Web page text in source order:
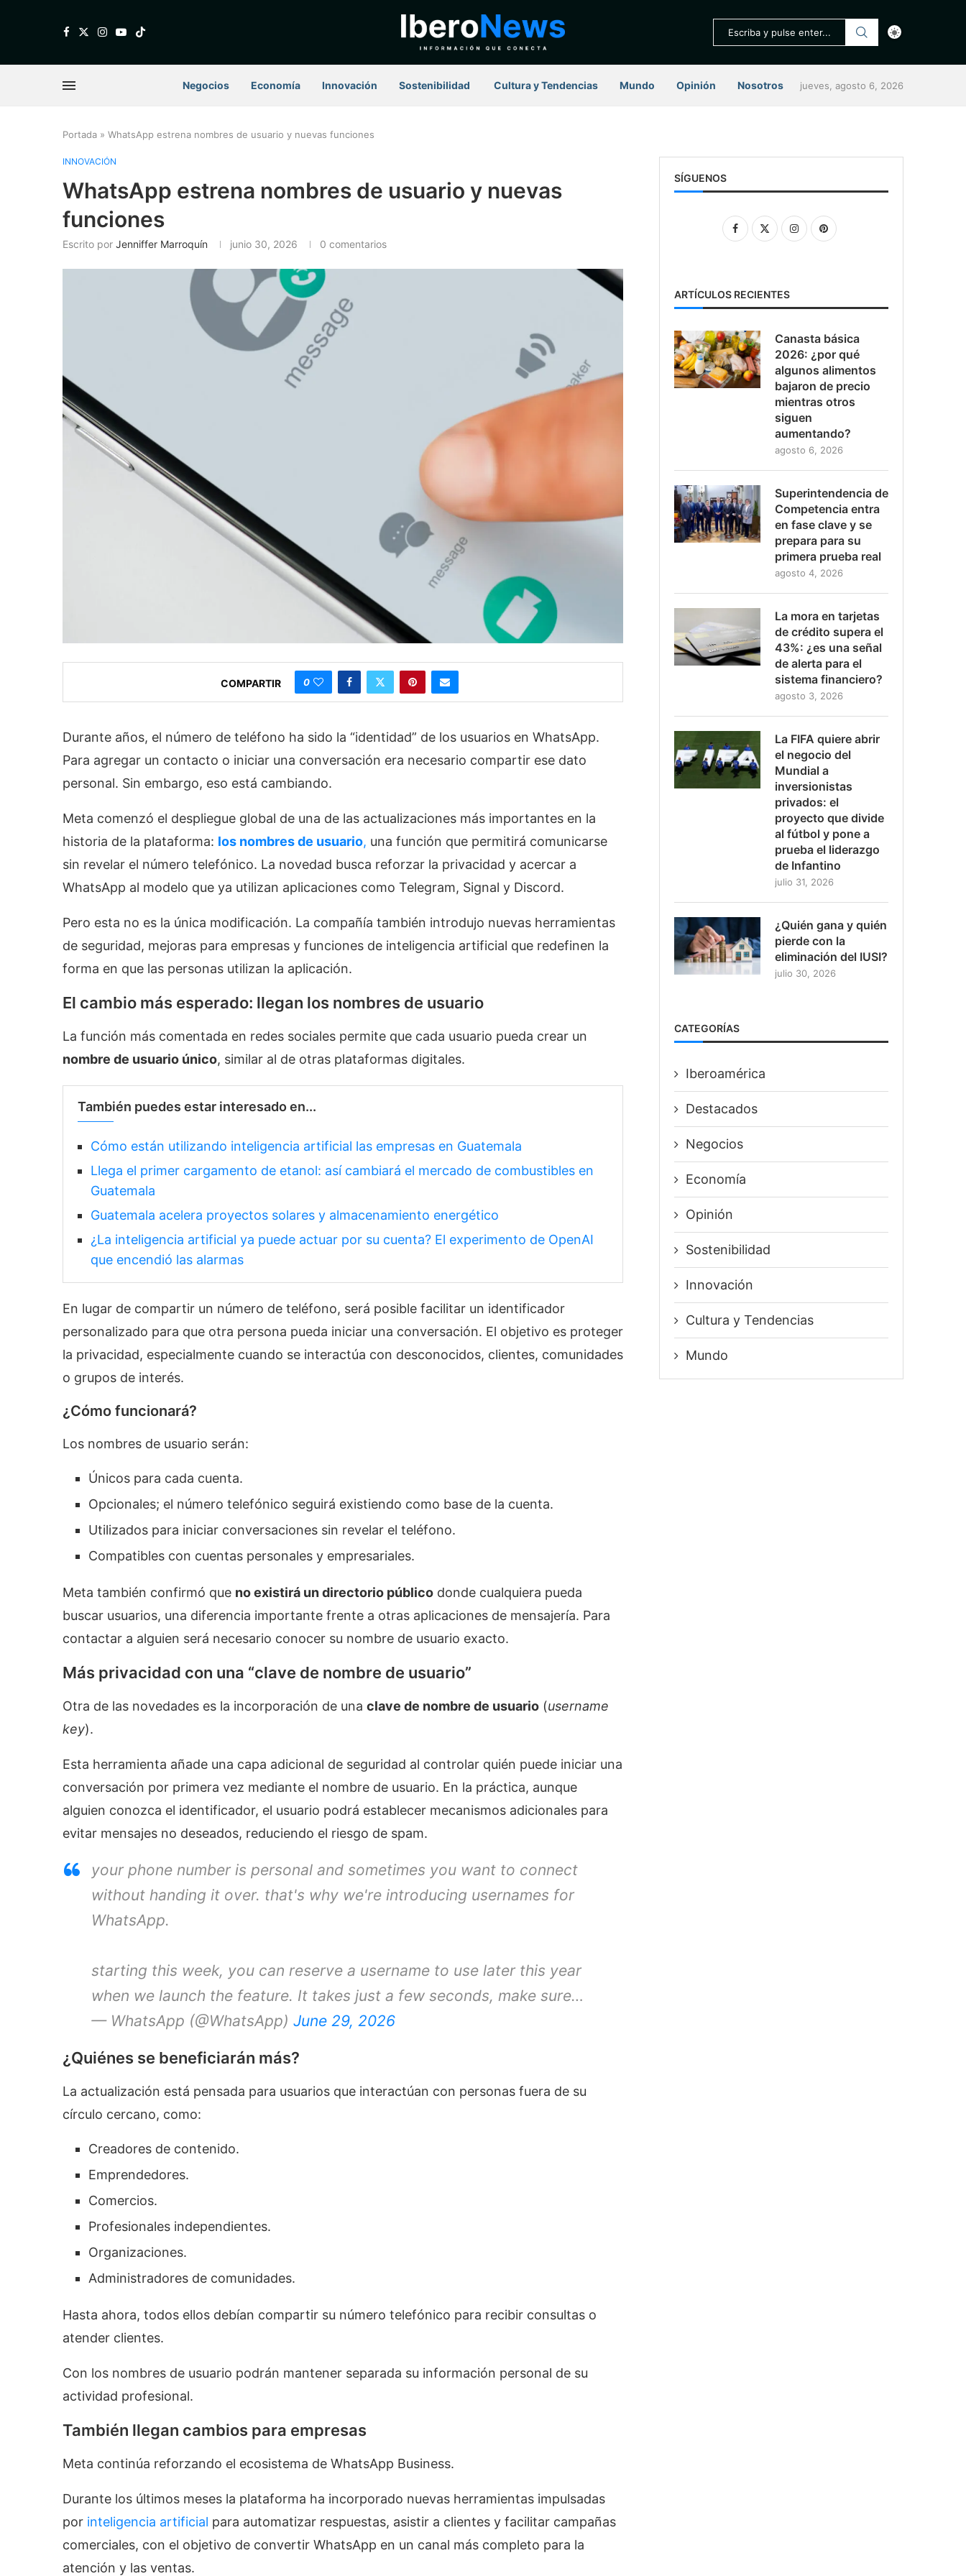
Negocios Economía Innovación Sostenibilidad ⁠ Cultura y Tendencias Mundo Opinión Nosotros jueves, agosto 6, 2026
Portada » WhatsApp estrena nombres de usuario y nuevas funciones
INNOVACIÓN
WhatsApp estrena nombres de usuario y nuevas
funciones
Escrito por Jenniffer Marroquín junio 30, 2026 0 comentarios
COMPARTIR 0
Durante años, el número de teléfono ha sido la “identidad” de los usuarios en WhatsApp.
Para agregar un contacto o iniciar una conversación era necesario compartir ese dato
personal. Sin embargo, eso está cambiando.
Meta comenzó el despliegue global de una de las actualizaciones más importantes en la
historia de la plataforma: los nombres de usuario, una función que permitirá comunicarse
sin revelar el número telefónico. La novedad busca reforzar la privacidad y acercar a
WhatsApp al modelo que ya utilizan aplicaciones como Telegram, Signal y Discord.
Pero esta no es la única modificación. La compañía también introdujo nuevas herramientas
de seguridad, mejoras para empresas y funciones de inteligencia artificial que redefinen la
forma en que las personas utilizan la aplicación.
El cambio más esperado: llegan los nombres de usuario
La función más comentada en redes sociales permite que cada usuario pueda crear un
nombre de usuario único, similar al de otras plataformas digitales.
También puedes estar interesado en...
Cómo están utilizando inteligencia artificial las empresas en Guatemala
Llega el primer cargamento de etanol: así cambiará el mercado de combustibles en
Guatemala
Guatemala acelera proyectos solares y almacenamiento energético
¿La inteligencia artificial ya puede actuar por su cuenta? El experimento de OpenAI
que encendió las alarmas
En lugar de compartir un número de teléfono, será posible facilitar un identificador
personalizado para que otra persona pueda iniciar una conversación. El objetivo es proteger
la privacidad, especialmente cuando se interactúa con desconocidos, clientes, comunidades
o grupos de interés.
¿Cómo funcionará?
Los nombres de usuario serán:
Únicos para cada cuenta.
Opcionales; el número telefónico seguirá existiendo como base de la cuenta.
Utilizados para iniciar conversaciones sin revelar el teléfono.
Compatibles con cuentas personales y empresariales.
Meta también confirmó que no existirá un directorio público donde cualquiera pueda
buscar usuarios, una diferencia importante frente a otras aplicaciones de mensajería. Para
contactar a alguien será necesario conocer su nombre de usuario exacto.
Más privacidad con una “clave de nombre de usuario”
Otra de las novedades es la incorporación de una clave de nombre de usuario (username
key).
Esta herramienta añade una capa adicional de seguridad al controlar quién puede iniciar una
conversación por primera vez mediante el nombre de usuario. En la práctica, aunque
alguien conozca el identificador, el usuario podrá establecer mecanismos adicionales para
evitar mensajes no deseados, reduciendo el riesgo de spam.
your phone number is personal and sometimes you want to connect
without handing it over. that's why we're introducing usernames for
WhatsApp.
starting this week, you can reserve a username to use later this year
when we launch the feature. It takes just a few seconds, make sure…
— WhatsApp (@WhatsApp) June 29, 2026
¿Quiénes se beneficiarán más?
La actualización está pensada para usuarios que interactúan con personas fuera de su
círculo cercano, como:
Creadores de contenido.
Emprendedores.
Comercios.
Profesionales independientes.
Organizaciones.
Administradores de comunidades.
Hasta ahora, todos ellos debían compartir su número telefónico para recibir consultas o
atender clientes.
Con los nombres de usuario podrán mantener separada su información personal de su
actividad profesional.
También llegan cambios para empresas
Meta continúa reforzando el ecosistema de WhatsApp Business.
Durante los últimos meses la plataforma ha incorporado nuevas herramientas impulsadas
por inteligencia artificial para automatizar respuestas, asistir a clientes y facilitar campañas
comerciales, con el objetivo de convertir WhatsApp en un canal más completo para la
atención y las ventas.
SÍGUENOS
ARTÍCULOS RECIENTES
Canasta básica
2026: ¿por qué
algunos alimentos
bajaron de precio
mientras otros
siguen
aumentando?
agosto 6, 2026
Superintendencia de
Competencia entra
en fase clave y se
prepara para su
primera prueba real
agosto 4, 2026
La mora en tarjetas
de crédito supera el
43%: ¿es una señal
de alerta para el
sistema financiero?
agosto 3, 2026
La FIFA quiere abrir
el negocio del
Mundial a
inversionistas
privados: el
proyecto que divide
al fútbol y pone a
prueba el liderazgo
de Infantino
julio 31, 2026
¿Quién gana y quién
pierde con la
eliminación del IUSI?
julio 30, 2026
CATEGORÍAS
Iberoamérica
Destacados
Negocios
Economía
Opinión
Sostenibilidad
Innovación
⁠Cultura y Tendencias
Mundo